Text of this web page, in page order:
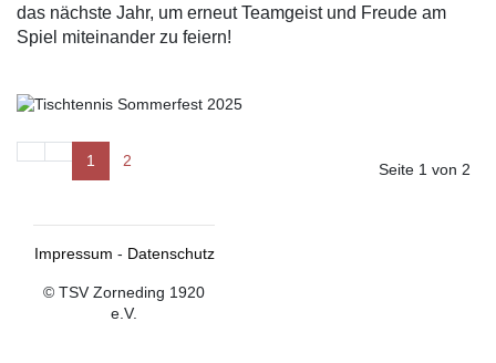
das nächste Jahr, um erneut Teamgeist und Freude am
Spiel miteinander zu feiern!
Seite 1 von 2
1 2
Impressum - Datenschutz
© TSV Zorneding 1920
e.V.